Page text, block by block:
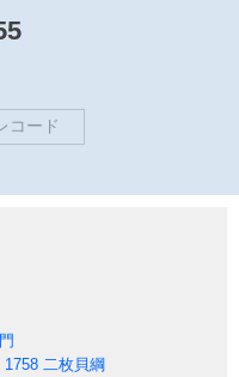
コード
1758 二枚貝綱